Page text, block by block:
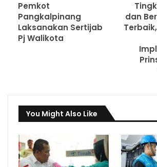
Pemkot
Pangkalpinang
Laksanakan Sertijab
Pj Walikota
dan
You Might Also Like